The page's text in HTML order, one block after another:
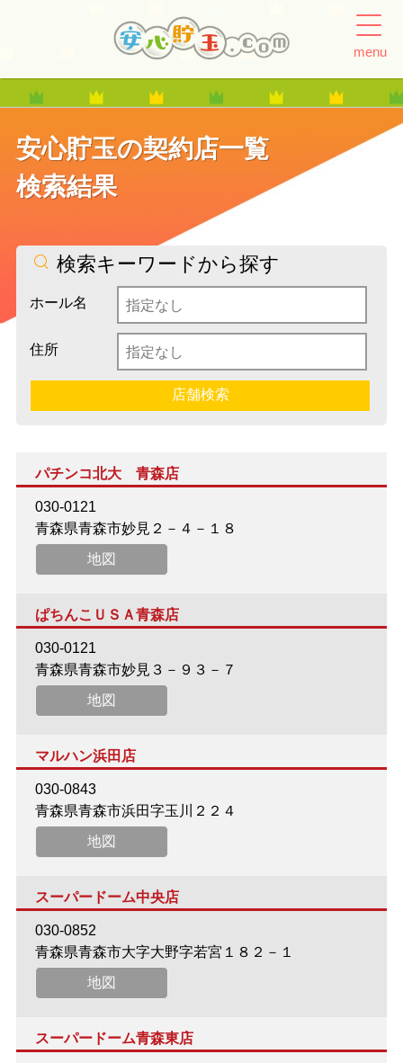
menu
安心貯玉の契約店一覧
検索結果
検索キーワードから探す
ホール名
住所
店舗検索
パチンコ北大 青森店
030-0121
青森県青森市妙見２－４－１８
地図
ぱちんこＵＳＡ青森店
030-0121
青森県青森市妙見３－９３－７
地図
マルハン浜田店
030-0843
青森県青森市浜田字玉川２２４
地図
スーパードーム中央店
030-0852
青森県青森市大字大野字若宮１８２－１
地図
スーパードーム青森東店